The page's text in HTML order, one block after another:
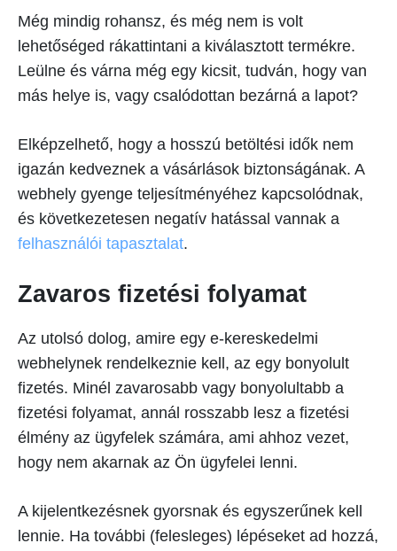
Még mindig rohansz, és még nem is volt
lehetőséged rákattintani a kiválasztott termékre.
Leülne és várna még egy kicsit, tudván, hogy van
más helye is, vagy csalódottan bezárná a lapot?
Elképzelhető, hogy a hosszú betöltési idők nem
igazán kedveznek a vásárlások biztonságának. A
webhely gyenge teljesítményéhez kapcsolódnak,
és következetesen negatív hatással vannak a
felhasználói tapasztalat.
Zavaros fizetési folyamat
Az utolsó dolog, amire egy e-kereskedelmi
webhelynek rendelkeznie kell, az egy bonyolult
fizetés. Minél zavarosabb vagy bonyolultabb a
fizetési folyamat, annál rosszabb lesz a fizetési
élmény az ügyfelek számára, ami ahhoz vezet,
hogy nem akarnak az Ön ügyfelei lenni.
A kijelentkezésnek gyorsnak és egyszerűnek kell
lennie. Ha további (felesleges) lépéseket ad hozzá,